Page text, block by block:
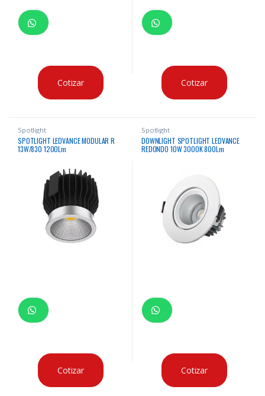
Cotizar Cotizar
Spotlight
SPOTLIGHT LEDVANCE MODULAR R
13W/830 1200Lm
Cotizar
Spotlight
DOWNLIGHT SPOTLIGHT LEDVANCE
REDONDO 10W 3000K 800Lm
Cotizar